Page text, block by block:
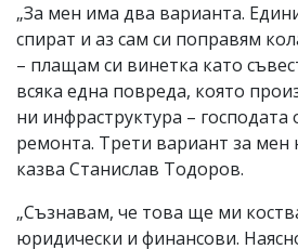
„За мен има два варианта.
спират и аз сам си поправям
– плащам си винетка като
всяка една повреда, която
ни инфраструктура –
ремонта. Трети вариант за мен
казва Станислав Тодоров.
„Съзнавам, че това ще ми
юридически и финансови.